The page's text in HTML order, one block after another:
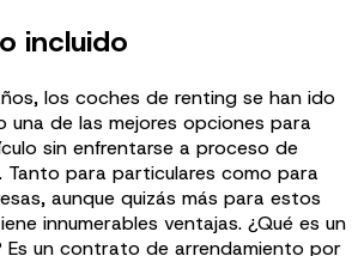
incluido
los coches de renting se han ido
una de las mejores opciones para
sin enfrentarse a proceso de
para particulares como para
aunque quizás más para estos
innumerables ventajas. ¿Qué es un
Es un contrato de arrendamiento por